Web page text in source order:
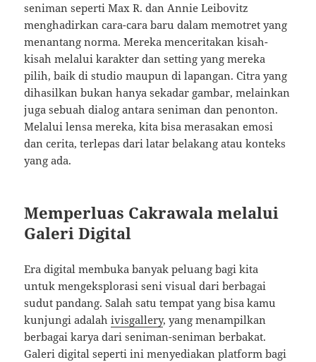
seniman seperti Max R. dan Annie Leibovitz
menghadirkan cara-cara baru dalam memotret yang
menantang norma. Mereka menceritakan kisah-
kisah melalui karakter dan setting yang mereka
pilih, baik di studio maupun di lapangan. Citra yang
dihasilkan bukan hanya sekadar gambar, melainkan
juga sebuah dialog antara seniman dan penonton.
Melalui lensa mereka, kita bisa merasakan emosi
dan cerita, terlepas dari latar belakang atau konteks
yang ada.
Memperluas Cakrawala melalui
Galeri Digital
Era digital membuka banyak peluang bagi kita
untuk mengeksplorasi seni visual dari berbagai
sudut pandang. Salah satu tempat yang bisa kamu
kunjungi adalahivisgallery, yang menampilkan
berbagai karya dari seniman-seniman berbakat.
Galeri digital seperti ini menyediakan platform bagi